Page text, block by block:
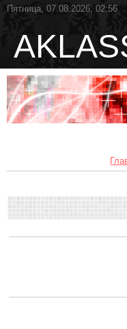
Пятница, 07.08.2026, 02:56